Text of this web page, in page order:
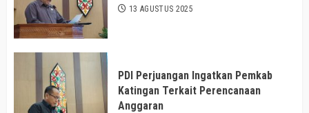
13 AGUSTUS 2025
PDI Perjuangan Ingatkan Pemkab
Katingan Terkait Perencanaan
Anggaran